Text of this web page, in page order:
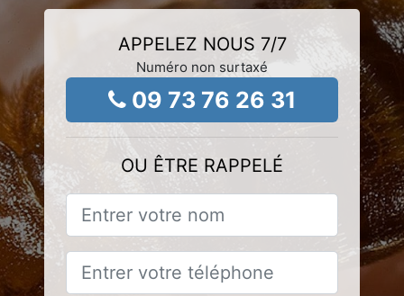
APPELEZ NOUS 7/7
Numéro non surtaxé
09 73 76 26 31
OU ÊTRE RAPPELÉ